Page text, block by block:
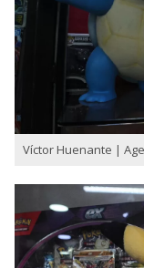
Víctor Huenante |